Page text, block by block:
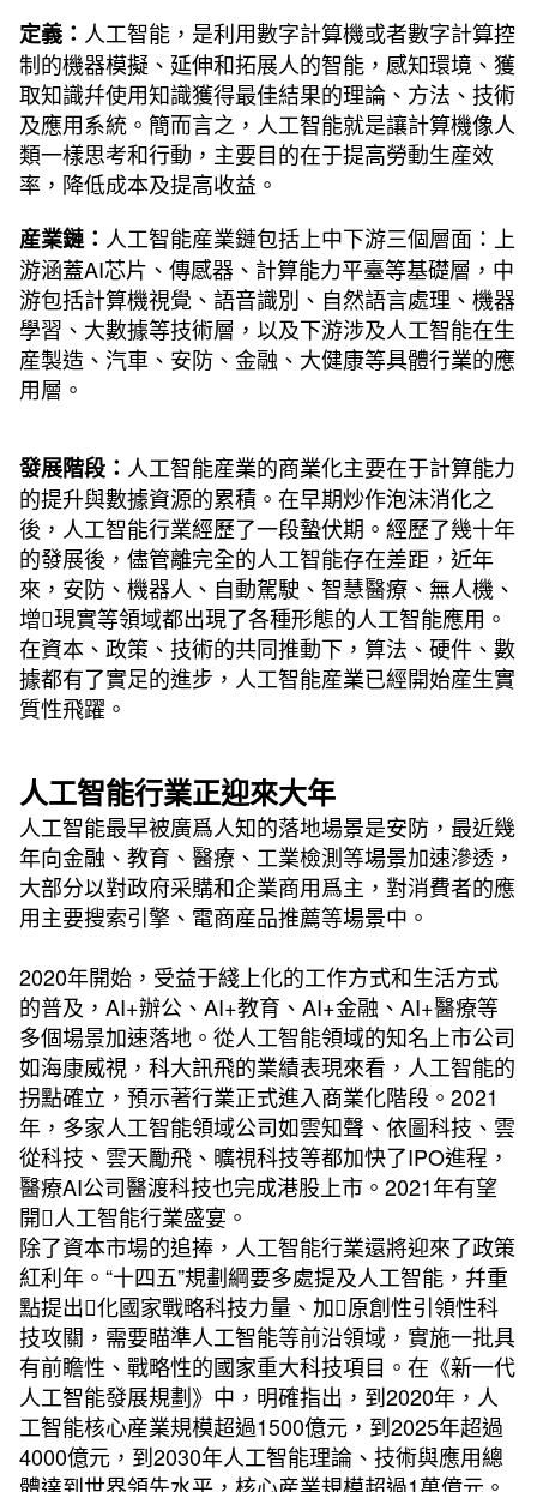
定義： 人工智能，是利用數字計算機或者數字計算控
制的機器模擬、延伸和拓展人的智能，感知環境、獲
取知識幷使用知識獲得最佳結果的理論、方法、技術
及應用系統。簡而言之，人工智能就是讓計算機像人
類一樣思考和行動，主要目的在于提高勞動生産效
率，降低成本及提高收益。
産業鏈： 人工智能産業鏈包括上中下游三個層面：上
游涵蓋AI芯片、傳感器、計算能力平臺等基礎層，中
游包括計算機視覺、語音識別、自然語言處理、機器
學習、大數據等技術層，以及下游涉及人工智能在生
産製造、汽車、安防、金融、大健康等具體行業的應
用層。
發展階段： 人工智能産業的商業化主要在于計算能力
的提升與數據資源的累積。在早期炒作泡沫消化之
後，人工智能行業經歷了一段蟄伏期。經歷了幾十年
的發展後，儘管離完全的人工智能存在差距，近年
來，安防、機器人、自動駕駛、智慧醫療、無人機、
增現實等領域都出現了各種形態的人工智能應用。
在資本、政策、技術的共同推動下，算法、硬件、數
據都有了實足的進步，人工智能産業已經開始産生實
質性飛躍。
人工智能行業正迎來大年
人工智能最早被廣爲人知的落地場景是安防，最近幾
年向金融、教育、醫療、工業檢測等場景加速滲透，
大部分以對政府采購和企業商用爲主，對消費者的應
用主要搜索引擎、電商産品推薦等場景中。
2020年開始，受益于綫上化的工作方式和生活方式
的普及，AI+辦公、AI+教育、AI+金融、AI+醫療等
多個場景加速落地。從人工智能領域的知名上市公司
如海康威視，科大訊飛的業績表現來看，人工智能的
拐點確立，預示著行業正式進入商業化階段。2021
年，多家人工智能領域公司如雲知聲、依圖科技、雲
從科技、雲天勵飛、曠視科技等都加快了IPO進程，
醫療AI公司醫渡科技也完成港股上市。2021年有望
開人工智能行業盛宴。
除了資本市場的追捧，人工智能行業還將迎來了政策
紅利年。“十四五”規劃綱要多處提及人工智能，幷重
點提出化國家戰略科技力量、加原創性引領性科
技攻關，需要瞄準人工智能等前沿領域，實施一批具
有前瞻性、戰略性的國家重大科技項目。在《新一代
人工智能發展規劃》中，明確指出，到2020年，人
工智能核心産業規模超過1500億元，到2025年超過
4000億元，到2030年人工智能理論、技術與應用總
體達到世界領先水平，核心産業規模超過1萬億元。